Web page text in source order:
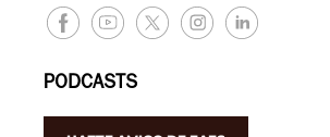
PODCASTS